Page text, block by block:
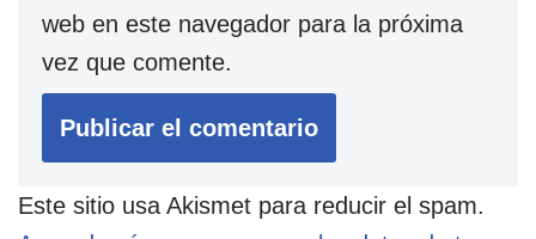
web en este navegador para la próxima
vez que comente.
Este sitio usa Akismet para reducir el spam.